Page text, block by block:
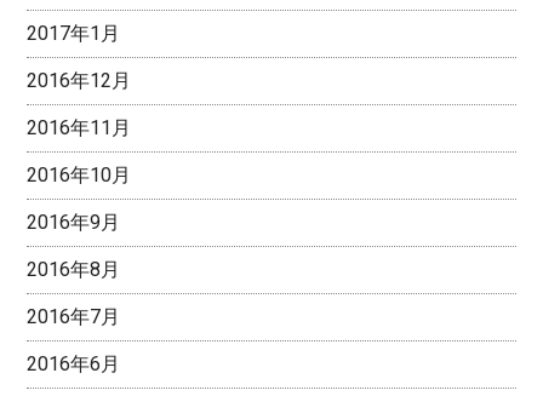
2017年1月
2016年12月
2016年11月
2016年10月
2016年9月
2016年8月
2016年7月
2016年6月